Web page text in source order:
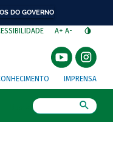
DO GOVERNO
A+ A-
IMPRENSA